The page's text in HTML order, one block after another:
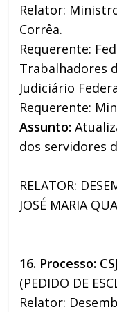
Relator:
Corrêa.
Requerente:
Trabalhadores
Judiciário
Requerente:
Assunto:
dos servidores
RELATOR:
JOSÉ MARIA
16. Processo:
(PEDIDO DE
Relator: